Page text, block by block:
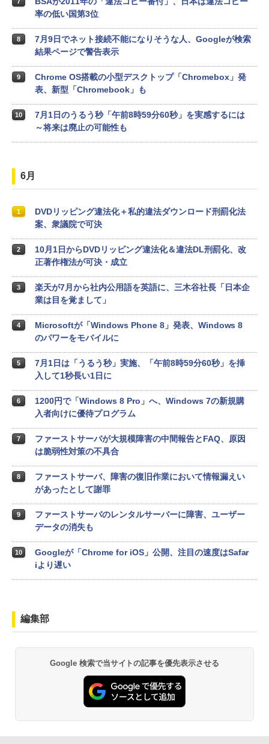
率の低い国第3位
8
7月9日でネット接続不能になりそうな人、Googleが検索
結果ページで警告表示
9
Chrome OS搭載の小型デスクトップ「Chromebox」発
表、新型「Chromebook」も
10
7月1日のうるう秒「午前8時59分60秒」を実感するには
～将来は廃止の可能性も
6月
1
DVDリッピング違法化＋私的違法ダウンロード刑罰化法
案、衆議院で可決
2
10月1日からDVDリッピング違法化＆違法DL刑罰化、改
正著作権法が可決・成立
3
楽天が7月から社内公用語を英語に、三木谷社長「日本企
業は目を覚まして」
4
Microsoftが「Windows Phone 8」発表、Windows 8
のパワーをモバイルに
5
7月1日は「うるう秒」実施、「午前8時59分60秒」を挿
入して1秒長い1日に
6
1200円で「Windows 8 Pro」へ、Windows 7の新規購
入者向けに優待プログラム
7
ファーストサーバが大規模障害の中間報告とFAQ、原因
は脆弱性対策の不具合
8
ファーストサーバ、障害の復旧作業において情報漏えい
があったとして謝罪
9
ファーストサーバのレンタルサーバーに障害、ユーザー
データの消失も
10
Googleが「Chrome for iOS」公開、注目の速度はSafar
iより遅い
編集部
Google 検索で当サイトの記事を優先表示させる